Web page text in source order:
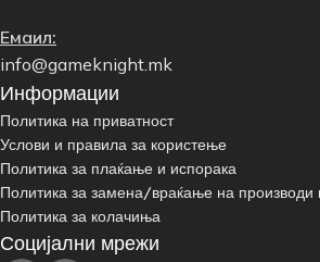
Емаил:
info@gameknight.mk
Информации
Политика на приватност
Услови и правила за користење
Политика за плаќање и испорака
Политика за замена/враќање на производи
Политика за колачиња
Социјални мрежи